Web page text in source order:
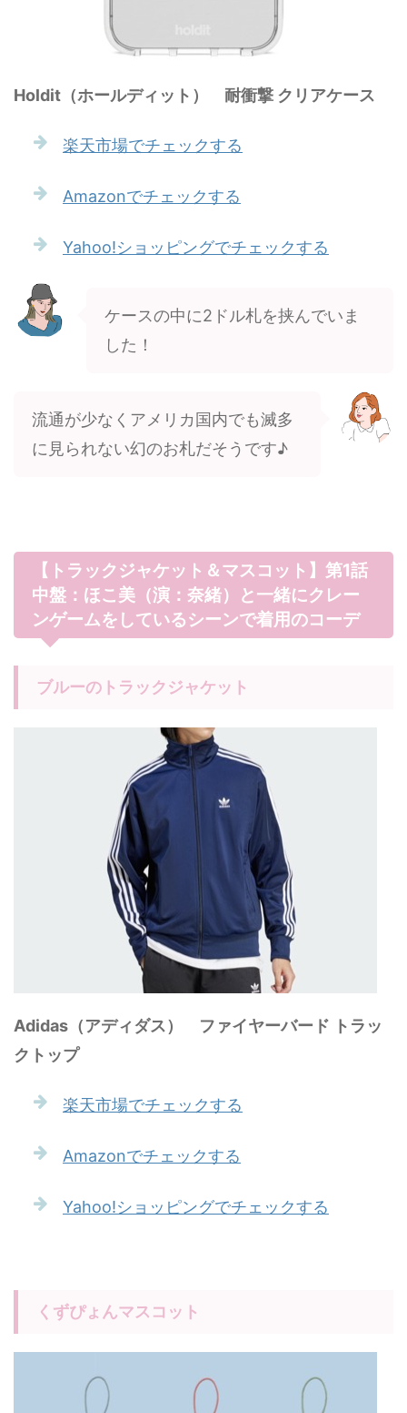
Holdit（ホールディット） 耐衝撃 クリアケース
楽天市場でチェックする
Amazonでチェックする
Yahoo!ショッピングでチェックする
ケースの中に2ドル札を挟んでいま
した！
流通が少なくアメリカ国内でも滅多
に見られない幻のお札だそうです♪
【トラックジャケット＆マスコット】第1話
中盤：ほこ美（演：奈緒）と一緒にクレー
ンゲームをしているシーンで着用のコーデ
ブルーのトラックジャケット
Adidas（アディダス） ファイヤーバード トラッ
クトップ
楽天市場でチェックする
Amazonでチェックする
Yahoo!ショッピングでチェックする
くずぴょんマスコット